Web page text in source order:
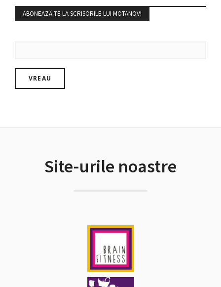
ABONEAZĂ-TE LA SCRISORILE LUI MOTANOV!
Site-urile noastre